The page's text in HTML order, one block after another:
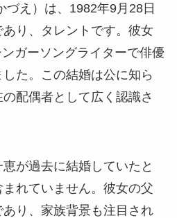
づえ）は、1982年9月28日
り、タレントです。彼女
ガーソングライターで俳優
た。この結婚は公に知ら
配偶者として広く認識さ
が過去に結婚していたと
れていません。彼女の父
り、家族背景も注目され